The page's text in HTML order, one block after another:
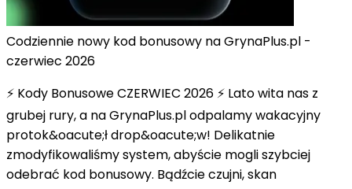
Codziennie nowy kod bonusowy na GrynaPlus.pl -
czerwiec 2026
⚡ Kody Bonusowe CZERWIEC 2026 ⚡ Lato wita nas z
grubej rury, a na GrynaPlus.pl odpalamy wakacyjny
protok&oacute;ł drop&oacute;w! Delikatnie
zmodyfikowaliśmy system, abyście mogli szybciej
odebrać kod bonusowy. Bądźcie czujni, skan